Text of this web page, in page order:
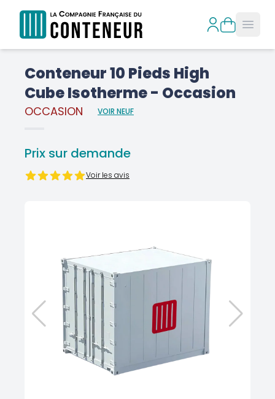
Conteneur 10 Pieds High
Cube Isotherme - Occasion
OCCASION VOIR NEUF
Prix sur demande
Voir les avis